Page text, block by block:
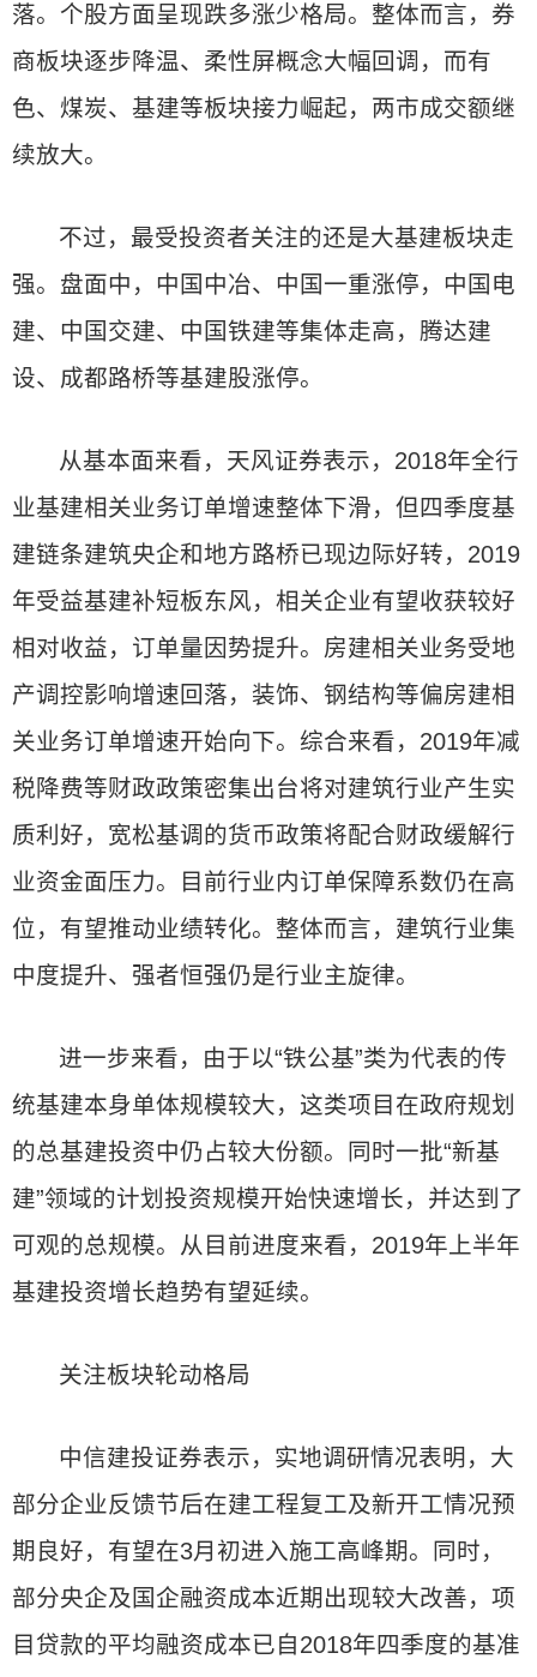
落。个股方面呈现跌多涨少格局。整体而言，券
商板块逐步降温、柔性屏概念大幅回调，而有
色、煤炭、基建等板块接力崛起，两市成交额继
续放大。
不过，最受投资者关注的还是大基建板块走
强。盘面中，中国中冶、中国一重涨停，中国电
建、中国交建、中国铁建等集体走高，腾达建
设、成都路桥等基建股涨停。
从基本面来看，天风证券表示，2018年全行
业基建相关业务订单增速整体下滑，但四季度基
建链条建筑央企和地方路桥已现边际好转，2019
年受益基建补短板东风，相关企业有望收获较好
相对收益，订单量因势提升。房建相关业务受地
产调控影响增速回落，装饰、钢结构等偏房建相
关业务订单增速开始向下。综合来看，2019年减
税降费等财政政策密集出台将对建筑行业产生实
质利好，宽松基调的货币政策将配合财政缓解行
业资金面压力。目前行业内订单保障系数仍在高
位，有望推动业绩转化。整体而言，建筑行业集
中度提升、强者恒强仍是行业主旋律。
进一步来看，由于以“铁公基”类为代表的传
统基建本身单体规模较大，这类项目在政府规划
的总基建投资中仍占较大份额。同时一批“新基
建”领域的计划投资规模开始快速增长，并达到了
可观的总规模。从目前进度来看，2019年上半年
基建投资增长趋势有望延续。
关注板块轮动格局
中信建投证券表示，实地调研情况表明，大
部分企业反馈节后在建工程复工及新开工情况预
期良好，有望在3月初进入施工高峰期。同时，
部分央企及国企融资成本近期出现较大改善，项
目贷款的平均融资成本已自2018年四季度的基准